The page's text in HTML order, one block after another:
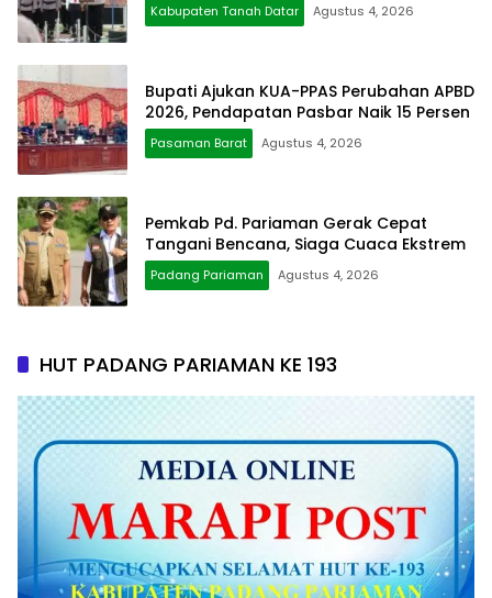
Kabupaten Tanah Datar Agustus 4, 2026
Bupati Ajukan KUA-PPAS Perubahan APBD
2026, Pendapatan Pasbar Naik 15 Persen
Pasaman Barat Agustus 4, 2026
Pemkab Pd. Pariaman Gerak Cepat
Tangani Bencana, Siaga Cuaca Ekstrem
Padang Pariaman Agustus 4, 2026
HUT PADANG PARIAMAN KE 193